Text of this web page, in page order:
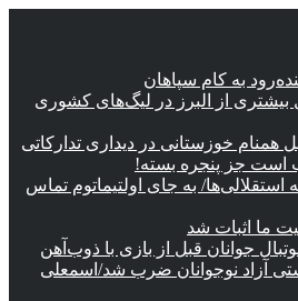
به کام سپاهان
بیشتری از البرز در لیگ‌های کشوری
همنام خوزستانی در دیداری تدارکاتی
است جز پنجره بسته!
استقلالی‌ها/ به جای اولتیماتوم تماس
ما اثبات شد
جوانان قبل از بازی با ذوب‌آهن
آزاد نوجوانان ضرب شد/اسمعلی